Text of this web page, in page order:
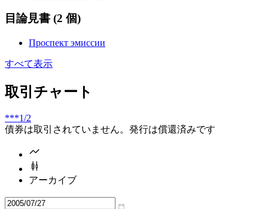
目論見書 (2 個)
Проспект эмиссии
すべて表示
取引チャート
***1/2
債券は取引されていません。発行は償還済みです
アーカイブ